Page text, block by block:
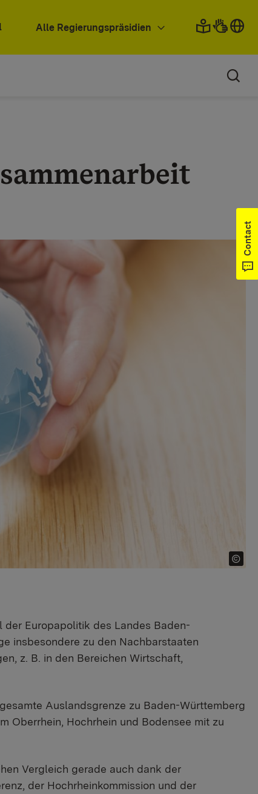
Alle Regierungspräsidien
Europapolitik des Landes Baden-
insbesondere zu den Nachbarstaaten
z. B. in den Bereichen Wirtschaft,
Auslandsgrenze zu Baden-Württemberg
Oberrhein, Hochrhein und Bodensee mit zu
Vergleich gerade auch dank der
der Hochrheinkommission und der
Contact